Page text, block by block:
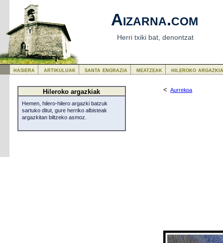
Aizarna.com
Herri txiki bat, denontzat
<Aurrekoa
Hileroko argazkiak
Hemen, hilero-hilero argazki batzuk
sartuko ditut, gure herriko albisteak
argazkitan biltzeko asmoz.
hasiera artikuluak santa engrazia meatzeak hileroko